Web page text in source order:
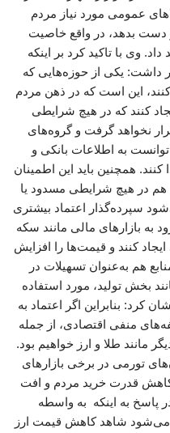
عمومی مورد نیاز مردم
دست بدهد، در واقع خاصیت
وی با تاکید کرد بر اینکه
داشت: یکی از حوزه‌هایی که
این است که در ذهن مردم
کنند که در هیچ شرایطی
نخواهد گرفت و گروه‌های
به اطلاعات بانکی و
همچنین باید این اطمینان
هم در هیچ شرایطی مسدود یا
سپرده‌گذار اعتماد بیشتری
به بازارهای مالی مانند سکه
کنند و قیمت‌ها را افزایش
هم به‌عنوان تسهیلات در
بخش تولید، مورد استفاده
کرد: بنابراین اگر اعتماد به
منفی اقتصادی، از جمله
مانند طلا و ارز خواهیم بود.
تورمی در برخی بازارهای
کاهش قدرت خرید مردم و افت
پاسخ به اینکه به واسطه
می‌شود شاهد کاهش قیمت ارز